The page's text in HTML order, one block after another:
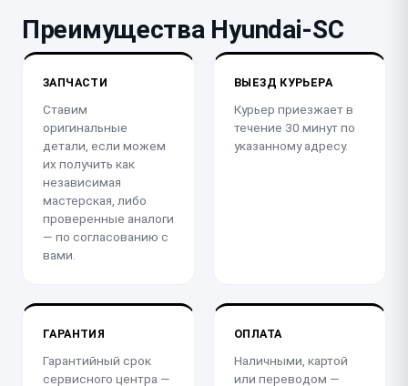
Преимущества Hyundai-SC
ЗАПЧАСТИ
Ставим
оригинальные
детали, если можем
их получить как
независимая
мастерская, либо
проверенные аналоги
— по согласованию с
вами.
ВЫЕЗД КУРЬЕРА
Курьер приезжает в
течение 30 минут по
указанному адресу.
ГАРАНТИЯ
Гарантийный срок
сервисного центра —
ОПЛАТА
Наличными, картой
или переводом —